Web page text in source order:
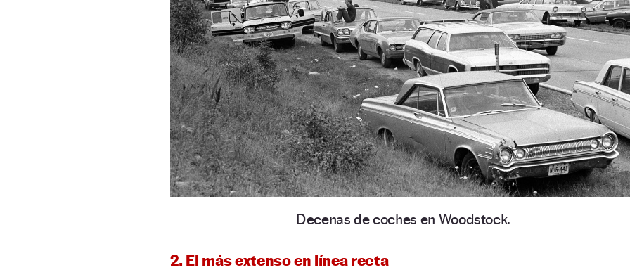
Decenas de coches en Woodstock.
2. El más extenso en línea recta